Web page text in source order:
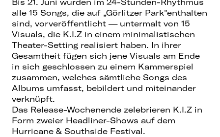
Bis 21. Juni wurden im 24-Stunden-Rhythmus
alle 15 Songs, die auf „Görlitzer Park"enthalten
sind, vorveröffentlicht — untermalt von 15
Visuals, die K.I.Z in einem minimalistischen
Theater-Setting realisiert haben. In ihrer
Gesamtheit fügen sich jene Visuals am Ende
in sich geschlossen zu einem Kammerspiel
zusammen, welches sämtliche Songs des
Albums umfasst, bebildert und miteinander
verknüpft.
Das Release-Wochenende zelebrieren K.I.Z in
Form zweier Headliner-Shows auf dem
Hurricane & Southside Festival.